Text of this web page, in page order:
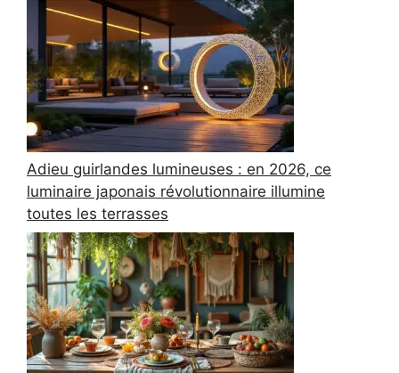
Adieu guirlandes lumineuses : en 2026, ce
luminaire japonais révolutionnaire illumine
toutes les terrasses